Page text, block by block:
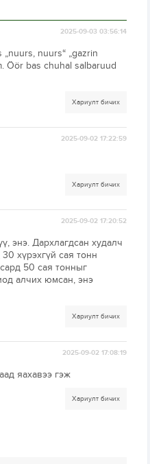
2025-09-03 03:56:14
nuurs“ „gazrin
Öör bas chuhal salbaruud
Хариулт бичих
2025-09-02 17:22:59
Хариулт бичих
2025-09-02 17:20:52
энэ. Дархлагдсан худалч
хүрэхгүй сая тонн
50 сая тонныг
алчих юмсан, энэ
Хариулт бичих
2025-09-02 17:08:19
яахавээ гэж
Хариулт бичих